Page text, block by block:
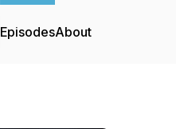
EpisodesAbout